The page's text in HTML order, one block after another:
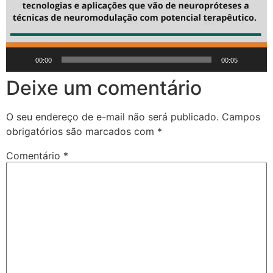
00:00 00:05
Deixe um comentário
O seu endereço de e-mail não será publicado. Campos
obrigatórios são marcados com *
Comentário *